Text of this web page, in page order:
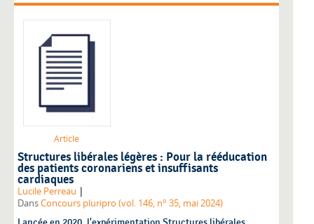
Article
Structures libérales légères : Pour la rééducation
des patients coronariens et insuffisants
cardiaques
Lucile Perreau |
DansConcours pluripro (vol. 146, n° 35, mai 2024)